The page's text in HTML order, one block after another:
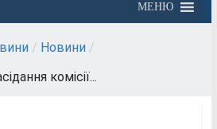
МЕНЮ
/ Новини /
комісії...